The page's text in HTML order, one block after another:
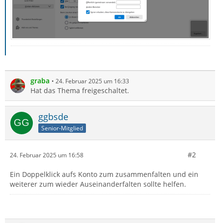
graba 24. Februar 2025 um 16:33
Hat das Thema freigeschaltet.
ggbsde
Senior-Mitglied
24. Februar 2025 um 16:58 #2
Ein Doppelklick aufs Konto zum zusammenfalten und ein
weiterer zum wieder Auseinanderfalten sollte helfen.